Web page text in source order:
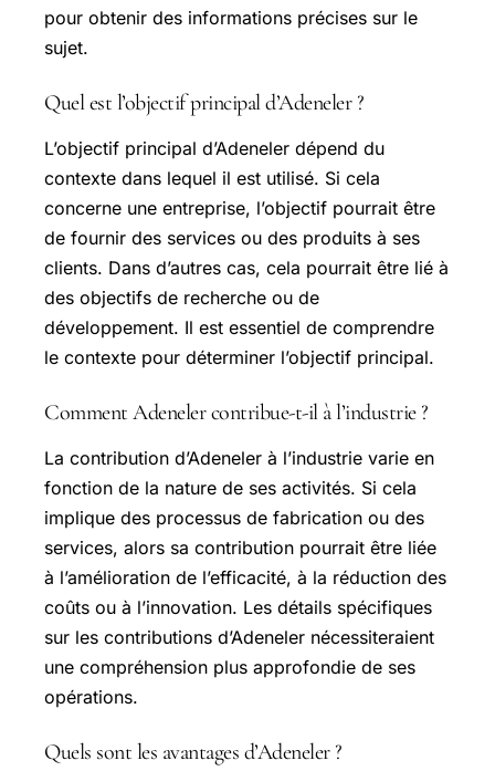
pour obtenir des informations précises sur le
sujet.
Quel est l’objectif principal d’Adeneler ?
L’objectif principal d’Adeneler dépend du
contexte dans lequel il est utilisé. Si cela
concerne une entreprise, l’objectif pourrait être
de fournir des services ou des produits à ses
clients. Dans d’autres cas, cela pourrait être lié à
des objectifs de recherche ou de
développement. Il est essentiel de comprendre
le contexte pour déterminer l’objectif principal.
Comment Adeneler contribue-t-il à l’industrie ?
La contribution d’Adeneler à l’industrie varie en
fonction de la nature de ses activités. Si cela
implique des processus de fabrication ou des
services, alors sa contribution pourrait être liée
à l’amélioration de l’efficacité, à la réduction des
coûts ou à l’innovation. Les détails spécifiques
sur les contributions d’Adeneler nécessiteraient
une compréhension plus approfondie de ses
opérations.
Quels sont les avantages d’Adeneler ?